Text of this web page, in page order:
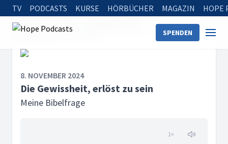
TV PODCASTS KURSE HÖRBÜCHER MAGAZIN HOPE
SPENDEN
Startseite
Die Gewissheit, erlöst zu sein
8. NOVEMBER 2024
Die Gewissheit, erlöst zu sein
Meine Bibelfrage
1×